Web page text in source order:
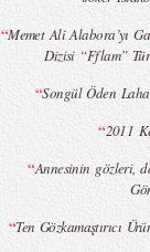
“Memet Ali Alabora’yı
Dizisi “Fflam”
“Songül Öden
“2011
“Annesinin gözleri,
“Ten Gözkamaştırıcı